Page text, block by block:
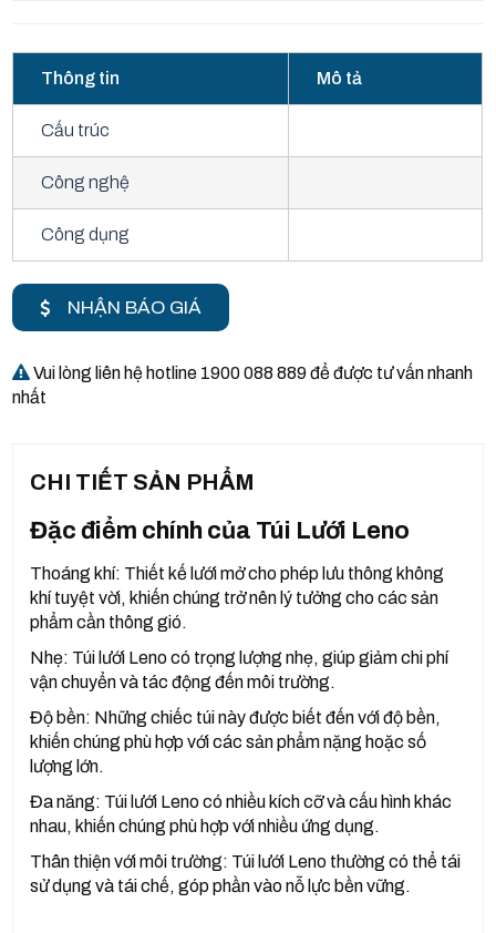
Thông tin Mô tả
Cấu trúc
Công nghệ
Công dụng
NHẬN BÁO GIÁ
Vui lòng liên hệ hotline 1900 088 889 để được tư vấn nhanh
nhất
CHI TIẾT SẢN PHẨM
Đặc điểm chính của Túi Lưới Leno
Thoáng khí: Thiết kế lưới mở cho phép lưu thông không
khí tuyệt vời, khiến chúng trở nên lý tưởng cho các sản
phẩm cần thông gió.
Nhẹ: Túi lưới Leno có trọng lượng nhẹ, giúp giảm chi phí
vận chuyển và tác động đến môi trường.
Độ bền: Những chiếc túi này được biết đến với độ bền,
khiến chúng phù hợp với các sản phẩm nặng hoặc số
lượng lớn.
Đa năng: Túi lưới Leno có nhiều kích cỡ và cấu hình khác
nhau, khiến chúng phù hợp với nhiều ứng dụng.
Thân thiện với môi trường: Túi lưới Leno thường có thể tái
sử dụng và tái chế, góp phần vào nỗ lực bền vững.